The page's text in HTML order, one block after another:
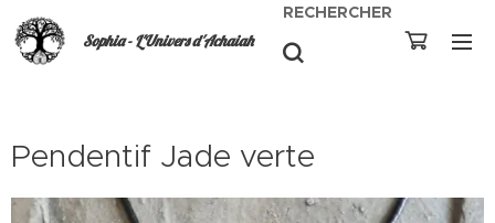
Sophia - L'Univers d'Achaiah
RECHERCHER
Pendentif Jade verte